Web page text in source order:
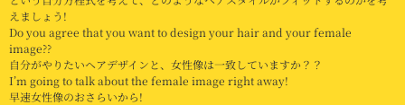
えましょう!
Do you agree that you want to design your hair and your female
image??
自分がやりたいヘアデザインと、女性像は一致していますか？？
I’m going to talk about the female image right away!
早速女性像のおさらいから!